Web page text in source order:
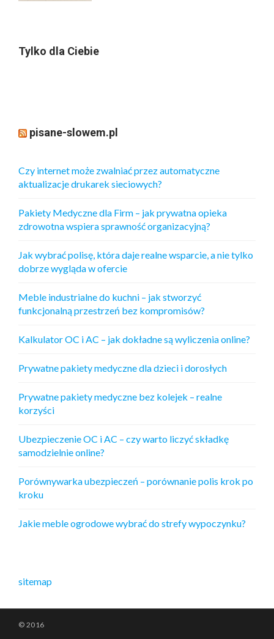
Tylko dla Ciebie
pisane-slowem.pl
Czy internet może zwalniać przez automatyczne
aktualizacje drukarek sieciowych?
Pakiety Medyczne dla Firm – jak prywatna opieka
zdrowotna wspiera sprawność organizacyjną?
Jak wybrać polisę, która daje realne wsparcie, a nie tylko
dobrze wygląda w ofercie
Meble industrialne do kuchni – jak stworzyć
funkcjonalną przestrzeń bez kompromisów?
Kalkulator OC i AC – jak dokładne są wyliczenia online?
Prywatne pakiety medyczne dla dzieci i dorosłych
Prywatne pakiety medyczne bez kolejek – realne
korzyści
Ubezpieczenie OC i AC – czy warto liczyć składkę
samodzielnie online?
Porównywarka ubezpieczeń – porównanie polis krok po
kroku
Jakie meble ogrodowe wybrać do strefy wypoczynku?
sitemap
© 2016